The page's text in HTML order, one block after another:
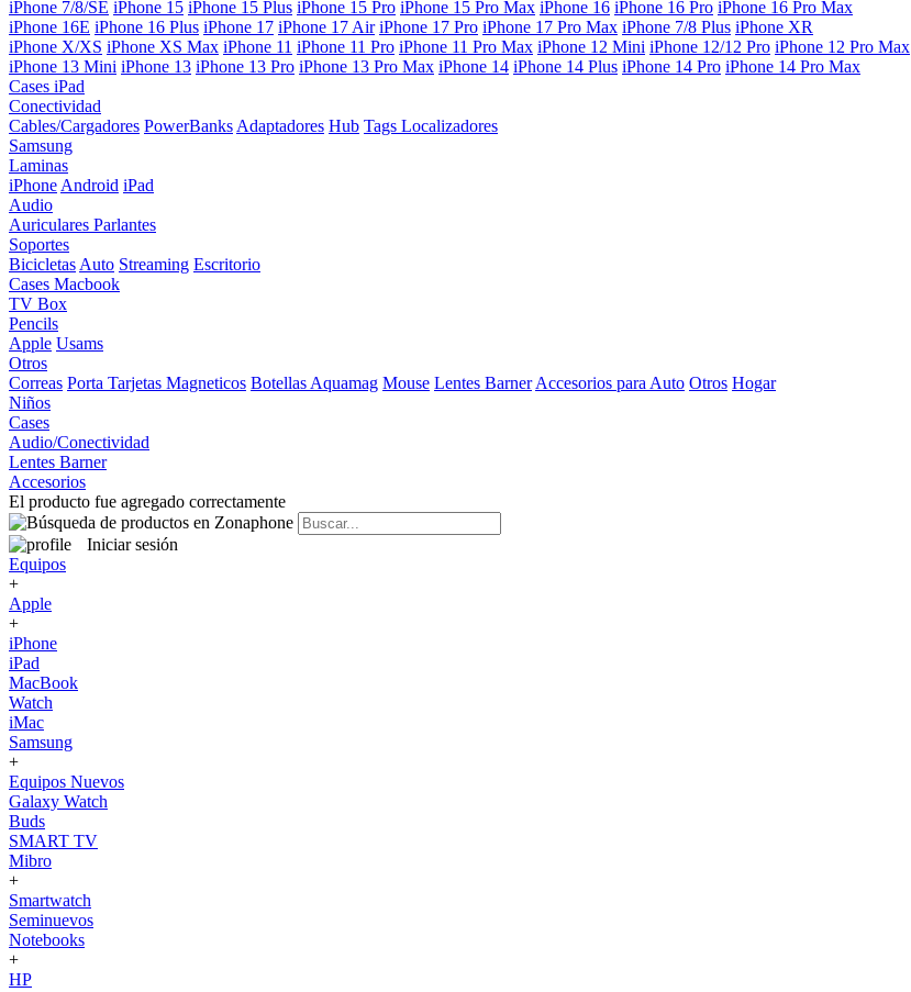
iPhone 7/8/SE iPhone 15 iPhone 15 Plus iPhone 15 Pro iPhone 15 Pro Max iPhone 16 iPhone 16 Pro iPhone 16 Pro Max
iPhone 16E iPhone 16 Plus iPhone 17 iPhone 17 Air iPhone 17 Pro iPhone 17 Pro Max iPhone 7/8 Plus iPhone XR
iPhone X/XS iPhone XS Max iPhone 11 iPhone 11 Pro iPhone 11 Pro Max iPhone 12 Mini iPhone 12/12 Pro iPhone 12 Pro Max
iPhone 13 Mini iPhone 13 iPhone 13 Pro iPhone 13 Pro Max iPhone 14 iPhone 14 Plus iPhone 14 Pro iPhone 14 Pro Max
Cases iPad
Conectividad
Cables/Cargadores PowerBanks Adaptadores Hub Tags Localizadores
Samsung
Laminas
iPhone Android iPad
Audio
Auriculares Parlantes
Soportes
Bicicletas Auto Streaming Escritorio
Cases Macbook
TV Box
Pencils
Apple Usams
Otros
Correas Porta Tarjetas Magneticos Botellas Aquamag Mouse Lentes Barner Accesorios para Auto Otros Hogar
Niños
Cases
Audio/Conectividad
Lentes Barner
Accesorios
El producto fue agregado correctamente
Iniciar sesión
Equipos
+
Apple
+
iPhone
iPad
MacBook
Watch
iMac
Samsung
+
Equipos Nuevos
Galaxy Watch
Buds
SMART TV
Mibro
+
Smartwatch
Seminuevos
Notebooks
+
HP